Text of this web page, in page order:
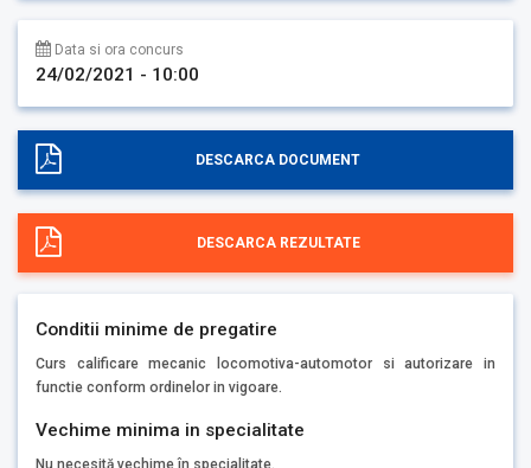
Data si ora concurs
24/02/2021 - 10:00
DESCARCA DOCUMENT
DESCARCA REZULTATE
Conditii minime de pregatire
Curs calificare mecanic locomotiva-automotor si autorizare in
functie conform ordinelor in vigoare.
Vechime minima in specialitate
Nu necesită vechime în specialitate.